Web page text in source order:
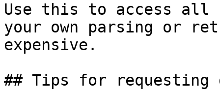
Use this to access all
your own parsing or
expensive.
## Tips for requesting